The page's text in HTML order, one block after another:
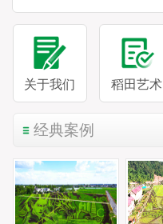
关于我们 稻田艺术
经典案例